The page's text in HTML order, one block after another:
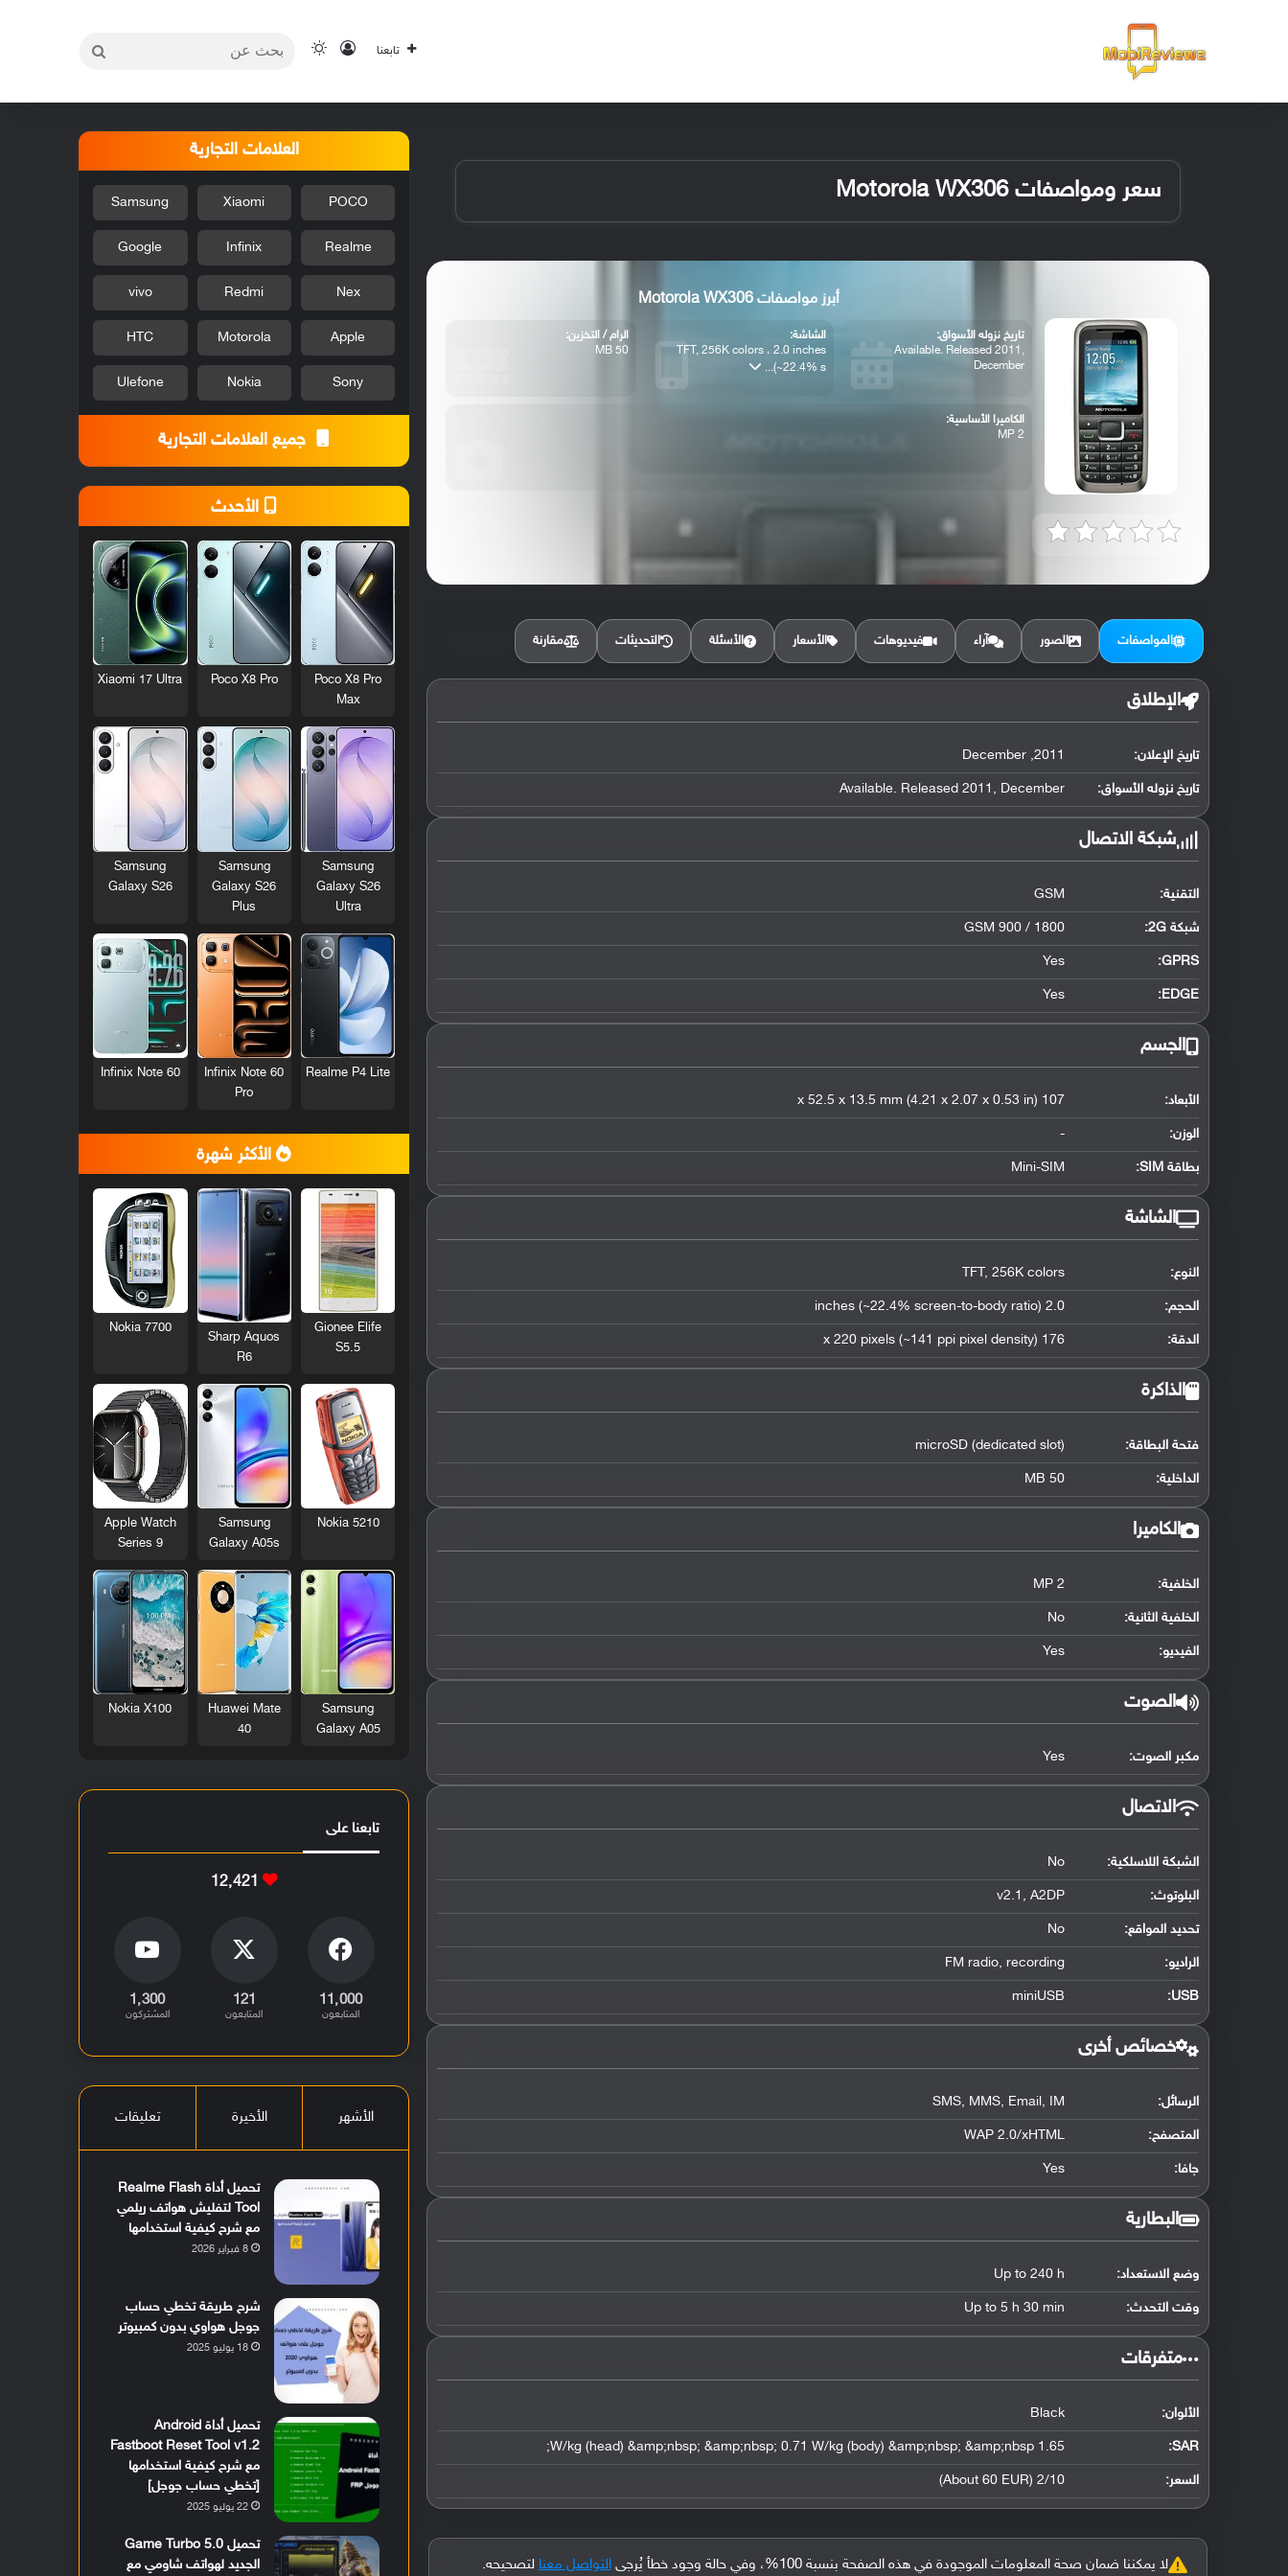
تابعنا تسجيل الدخول
الوضع المظلم
سعر ومواصفات Motorola WX306
أبرز مواصفات Motorola WX306
تاريخ نزوله الأسواق:
Available. Released 2011,
December
الشاشة:
TFT, 256K colors ، 2.0 inches
(~22.4% s...
الرام / التخزين:
50 MB
الكاميرا الأساسية:
2 MP
المواصفات الصور آراء فيديوهات الأسعار الأسئلة التحديثات مقارنة
الإطلاق
تاريخ الإعلان: 2011, December
تاريخ نزوله الأسواق: Available. Released 2011, December
شبكة الاتصال
التقنية: GSM
شبكة 2G: GSM 900 / 1800
GPRS:
Yes
EDGE:
Yes
الجسم
الأبعاد: 107 x 52.5 x 13.5 mm (4.21 x 2.07 x 0.53 in)
الوزن: -
بطاقة SIM: Mini-SIM
الشاشة
النوع: TFT, 256K colors
الحجم: 2.0 inches (~22.4% screen-to-body ratio)
الدقة: 176 x 220 pixels (~141 ppi pixel density)
الذاكرة
فتحة البطاقة: microSD (dedicated slot)
الداخلية: 50 MB
الكاميرا
الخلفية: 2 MP
الخلفية الثانية: No
الفيديو: Yes
الصوت
مكبر الصوت: Yes
الاتصال
الشبكة اللاسلكية: No
البلوتوث:
v2.1, A2DP
تحديد المواقع:
No
الراديو: FM radio, recording
USB
:
miniUSB
خصائص أخرى
الرسائل: SMS, MMS, Email, IM
المتصفح: WAP 2.0/xHTML
جافا: Yes
البطارية
وضع الاستعداد: Up to 240 h
وقت التحدث: Up to 5 h 30 min
‏متفرقات‏
الألوان: Black
SAR
:
1.65 W/kg (head) &amp;nbsp; &amp;nbsp; 0.71 W/kg (body) &amp;nbsp; &amp;nbsp;
السعر: 2/10 (About 60 EUR)
لا يمكننا ضمان صحة المعلومات الموجودة في هذه الصفحة بنسبة 100%، وفي حالة وجود خطأ يُرجى التواصل معنا لتصحيحه.
العلامات التجارية
POCO
Xiaomi
Samsung
Realme
Infinix
Google
Nex
Redmi
vivo
Apple
Motorola
HTC
Sony
Nokia
Ulefone
جميع العلامات التجارية
الأحدث
Poco X8 Pro
Max
Poco X8 Pro
Xiaomi 17 Ultra
Samsung
Galaxy S26
Ultra
Samsung
Galaxy S26
Plus
Samsung
Galaxy S26
Realme P4 Lite
Infinix Note 60
Pro
Infinix Note 60
الأكثر شهرة
Gionee Elife
S5.5
Sharp Aquos
R6
Nokia 7700
Nokia 5210
Samsung
Galaxy A05s
Apple Watch
Series 9
Samsung
Galaxy A05
Huawei Mate
40
Nokia X100
تابعنا على
12٬421
11٬000
المتابعون
121
المتابعون
1٬300
المشتركون
الأشهر الأخيرة تعليقات
تحميل أداة Realme Flash
Tool لتفليش هواتف ريلمي
مع شرح كيفية استخدامها
8 فبراير 2026
شرح طريقة تخطي حساب
جوجل هواوي بدون كمبيوتر
18 يوليو 2025
تحميل أداة Android
Fastboot Reset Tool v1.2
مع شرح كيفية استخدامها
[تخطي حساب جوجل]
22 يوليو 2025
تحميل Game Turbo 5.0
الجديد لهواتف شاومي مع